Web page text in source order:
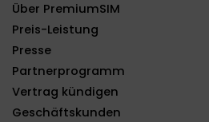
Über PremiumSIM
Preis-Leistung
Presse
Partnerprogramm
Vertrag kündigen
Geschäftskunden